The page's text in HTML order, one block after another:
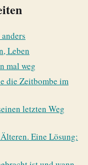
Leben
mal weg
die Zeitbombe im
letzten Weg
Eine Lösung: